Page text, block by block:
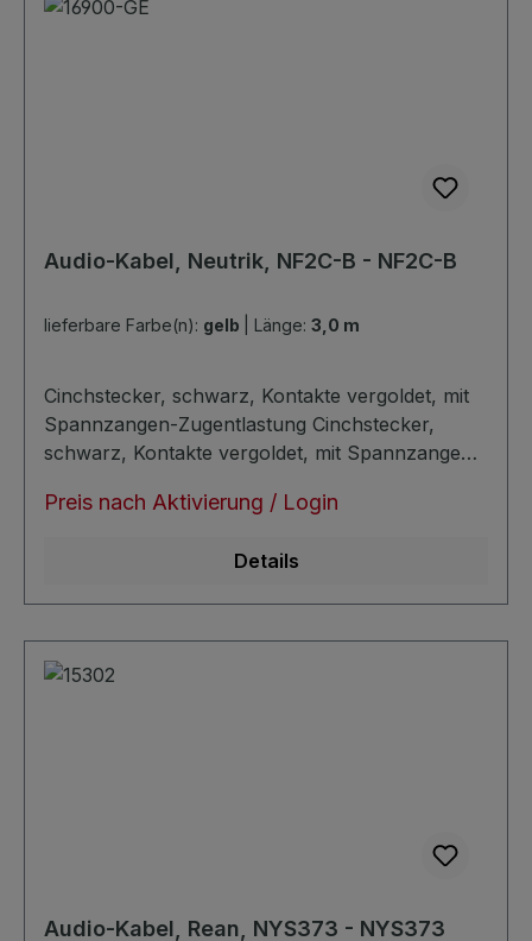
Audio-Kabel, Neutrik, NF2C-B - NF2C-B
lieferbare Farbe(n): gelb Länge: 3,0 m
Cinchstecker, schwarz, Kontakte vergoldet, mit
Spannzangen-Zugentlastung Cinchstecker,
schwarz, Kontakte vergoldet, mit Spannzangen-
unsymmetrisch sehr verlustarm extra trittfest
Preis nach Aktivierung / Login
Details
Audio-Kabel, Rean, NYS373 - NYS373